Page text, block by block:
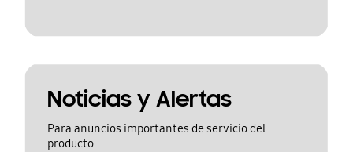
Noticias y Alertas
Para anuncios importantes de servicio del
producto